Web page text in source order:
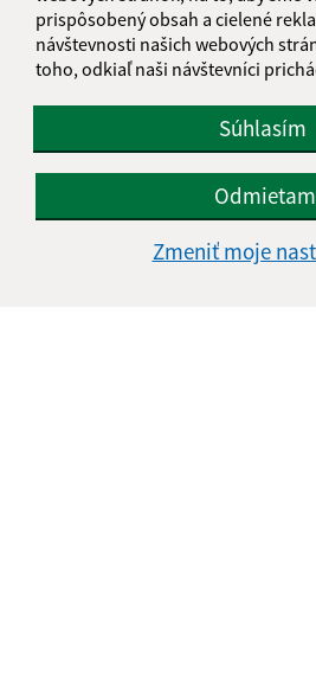
prispôsobený obsah a cielené
návštevnosti našich webových
toho, odkiaľ naši návštevníci
Súhlasím
Odmietam
Zmeniť moje
IČO: